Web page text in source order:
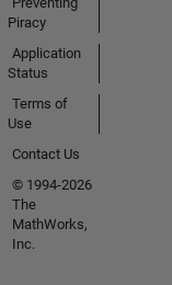
Piracy
Application
Status
Terms of
Use
Contact Us
© 1994-2026
The
MathWorks,
Inc.